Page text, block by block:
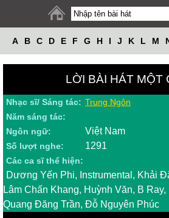
A B C D E F G H I J K L M
LỜI BÀI HÁT MỘT
Nhạc sĩ/ Sáng tác: Trung Ngôn
Năm sáng tác:
Ngôn ngữ:
Việt Nam
Số lượt nghe: 1291
Các ca sĩ thể hiện:
Dương Yến Phi, Instrumental, Khải
Lâm Chấn Khang, Huỳnh Văn, B Ray,
Quang Đăng Trần, Đỗ Nguyên Phúc